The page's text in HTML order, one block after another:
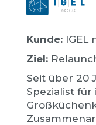
Kunde:IGEL
Ziel:
Seit über 20
Spezialist